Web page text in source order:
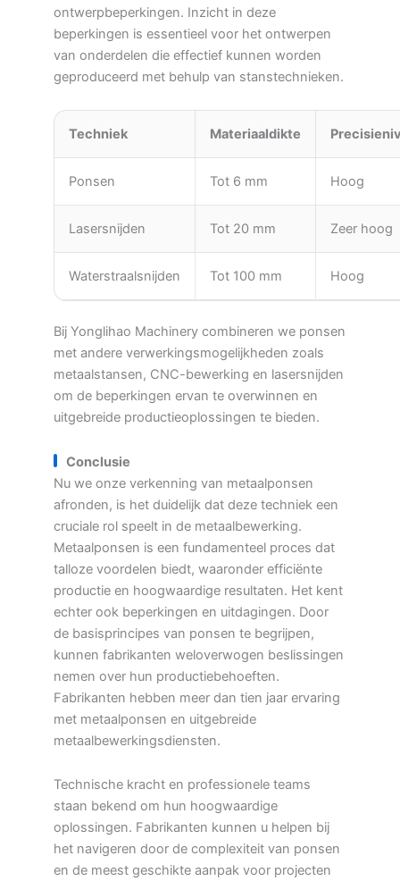
ontwerpbeperkingen. Inzicht in deze
beperkingen is essentieel voor het ontwerpen
van onderdelen die effectief kunnen worden
geproduceerd met behulp van stanstechnieken.
Techniek Materiaaldikte
Ponsen Tot 6 mm Hoog
Lasersnijden Tot 20 mm Zeer hoog
Waterstraalsnijden Tot 100 mm Hoog
Bij Yonglihao Machinery combineren we ponsen
met andere verwerkingsmogelijkheden zoals
metaalstansen, CNC-bewerking en lasersnijden
om de beperkingen ervan te overwinnen en
uitgebreide productieoplossingen te bieden.
Conclusie
Nu we onze verkenning van metaalponsen
afronden, is het duidelijk dat deze techniek een
cruciale rol speelt in de metaalbewerking.
Metaalponsen is een fundamenteel proces dat
talloze voordelen biedt, waaronder efficiënte
productie en hoogwaardige resultaten. Het kent
echter ook beperkingen en uitdagingen. Door
de basisprincipes van ponsen te begrijpen,
kunnen fabrikanten weloverwogen beslissingen
nemen over hun productiebehoeften.
Fabrikanten hebben meer dan tien jaar ervaring
met metaalponsen en uitgebreide
metaalbewerkingsdiensten.
Technische kracht en professionele teams
staan bekend om hun hoogwaardige
oplossingen. Fabrikanten kunnen u helpen bij
het navigeren door de complexiteit van ponsen
en de meest geschikte aanpak voor projecten